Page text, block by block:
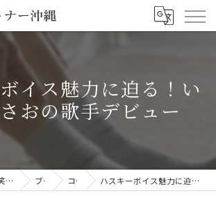
イス魅力に迫る！い
おの歌手デビュー
笑えて楽しい「笑える介護予防体操教室」 ブログ コラム ハスキーボイス魅力に迫る！いぜなひさおの歌手デビュー